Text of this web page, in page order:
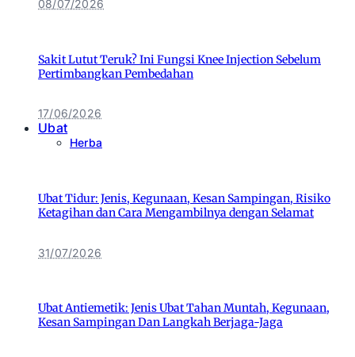
08/07/2026
Sakit Lutut Teruk? Ini Fungsi Knee Injection Sebelum
Pertimbangkan Pembedahan
17/06/2026
Ubat
Herba
Ubat Tidur: Jenis, Kegunaan, Kesan Sampingan, Risiko
Ketagihan dan Cara Mengambilnya dengan Selamat
31/07/2026
Ubat Antiemetik: Jenis Ubat Tahan Muntah, Kegunaan,
Kesan Sampingan Dan Langkah Berjaga-Jaga